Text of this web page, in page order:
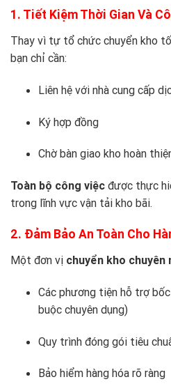
1. Tiết Kiệm Thời Gian Và
Thay vì tự tổ chức chuyển kho
bạn chỉ cần:
Liên hệ với nhà cung cấp
Ký hợp đồng
Chờ bàn giao kho hoàn
Toàn bộ công việc được thực
trong lĩnh vực vận tải kho bãi.
2. Đảm Bảo An Toàn Cho
Một đơn vị chuyển kho chuyên
Các phương tiện hỗ trợ
buộc chuyên dụng)
Quy trình đóng gói tiêu
Bảo hiểm hàng hóa rõ ràng